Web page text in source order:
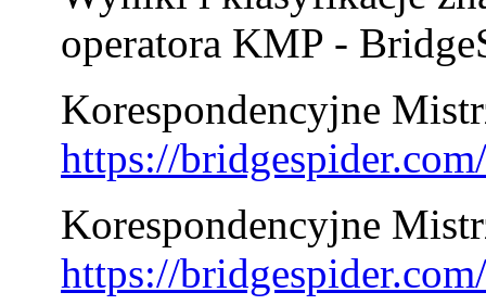
operatora KMP -
Korespondencyjne
https://
Korespondencyjne
https://